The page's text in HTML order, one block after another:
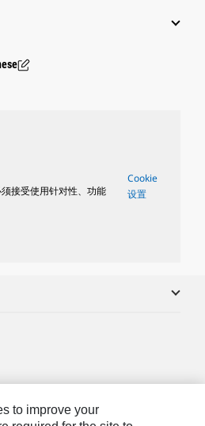
接受使用针对性、功能
Cookie
设置
to improve your